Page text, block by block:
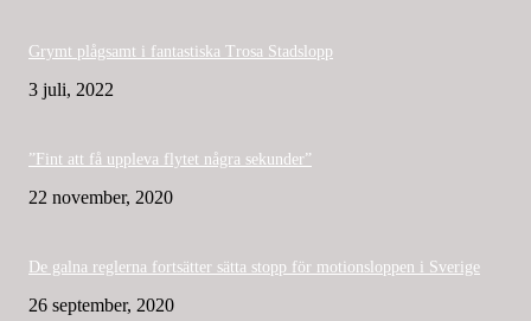
Grymt plågsamt i fantastiska Trosa Stadslopp
3 juli, 2022
”Fint att få uppleva flytet några sekunder”
22 november, 2020
De galna reglerna fortsätter sätta stopp för motionsloppen i Sverige
26 september, 2020